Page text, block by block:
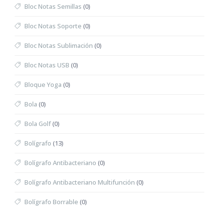
Bloc Notas Semillas (0)
Bloc Notas Soporte (0)
Bloc Notas Sublimación (0)
Bloc Notas USB (0)
Bloque Yoga (0)
Bola (0)
Bola Golf(0)
Bolígrafo (13)
Bolígrafo Antibacteriano (0)
Bolígrafo Antibacteriano Multifunción (0)
Bolígrafo Borrable (0)